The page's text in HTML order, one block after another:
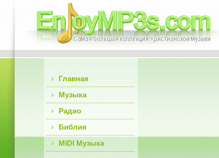
Главная
Музыка
Радио
Библия
MIDI Музыка